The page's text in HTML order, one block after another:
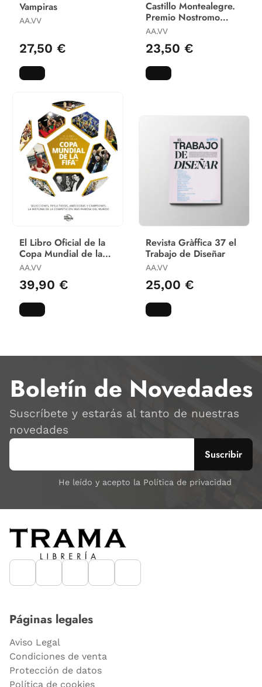
Vampiras
AA.VV
27,50 €
Castillo Montealegre.
Premio Nostromo
2026
AA.VV
23,50 €
El Libro Oficial de la
Copa Mundial de la
Fifa
AA.VV
39,90 €
Revista Gràffica 37 el
Trabajo de Diseñar
AA.VV
25,00 €
Boletín de Novedades
Suscríbete y estarás al tanto de nuestras
novedades
He leído y acepto la Política de privacidad
Páginas legales
Aviso Legal
Condiciones de venta
Protección de datos
Política de cookies